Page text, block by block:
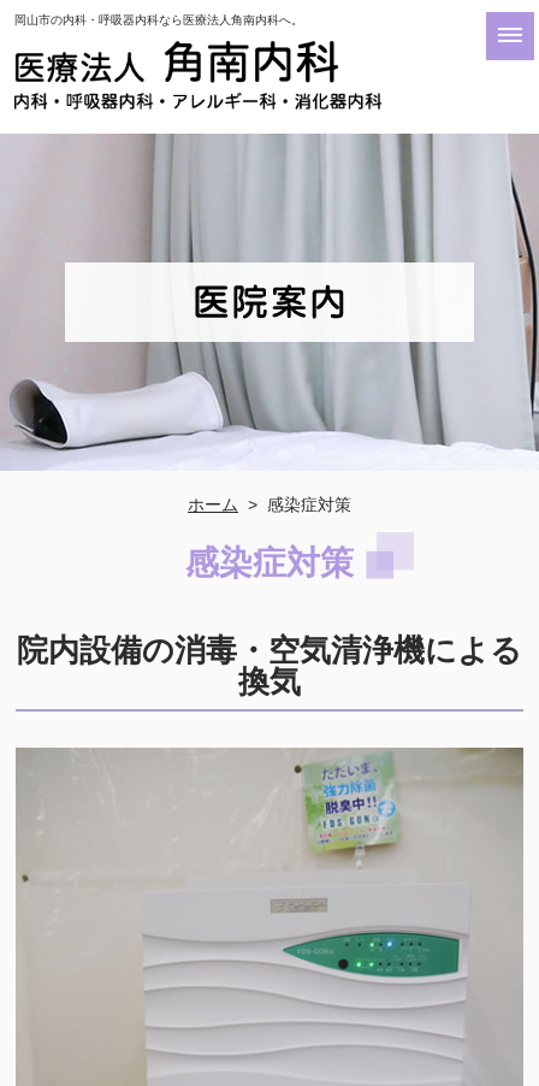
岡山市の内科・呼吸器内科なら医療法人角南内科へ。
ホーム > 感染症対策
感染症対策
院内設備の消毒・空気清浄機による
換気